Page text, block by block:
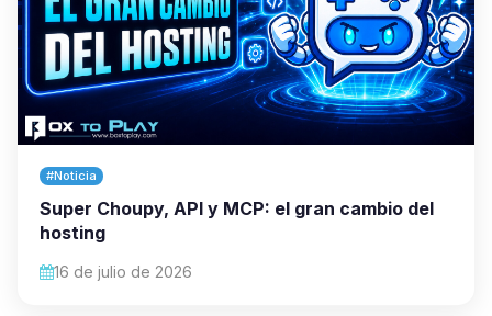
#Noticia
Super Choupy, API y MCP: el gran cambio del
hosting
16 de julio de 2026